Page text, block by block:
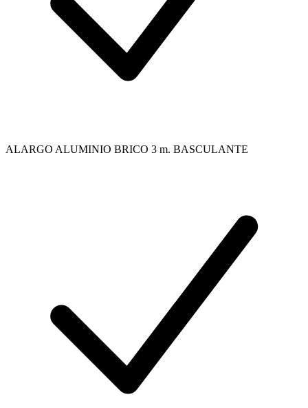
ALARGO ALUMINIO BRICO 3 m. BASCULANTE